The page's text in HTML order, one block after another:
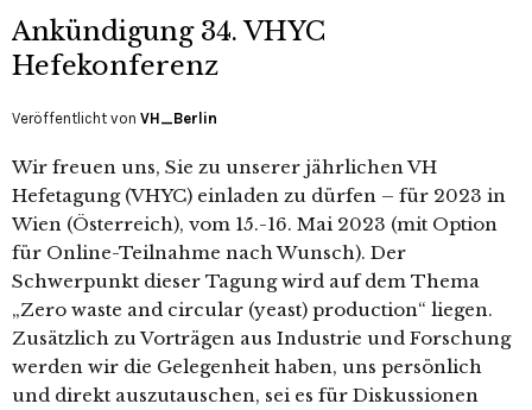
Ankündigung 34. VHYC
Hefekonferenz
Veröffentlicht von VH_Berlin
Wir freuen uns, Sie zu unserer jährlichen VH
Hefetagung (VHYC) einladen zu dürfen – für 2023 in
Wien (Österreich), vom 15.-16. Mai 2023 (mit Option
für Online-Teilnahme nach Wunsch). Der
Schwerpunkt dieser Tagung wird auf dem Thema
„Zero waste and circular (yeast) production“ liegen.
Zusätzlich zu Vorträgen aus Industrie und Forschung
werden wir die Gelegenheit haben, uns persönlich
und direkt auszutauschen, sei es für Diskussionen